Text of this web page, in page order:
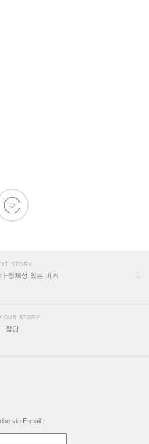
STORY
-정체성 있는 버거
STORY
잡담
via E-mail :